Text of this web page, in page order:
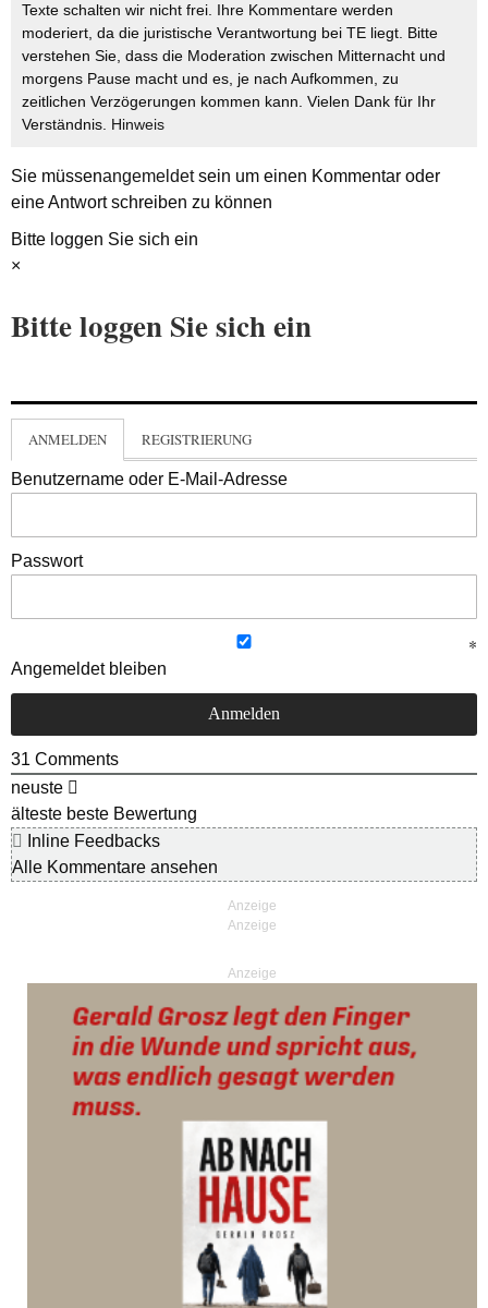
Texte schalten wir nicht frei. Ihre Kommentare werden
moderiert, da die juristische Verantwortung bei TE liegt. Bitte
verstehen Sie, dass die Moderation zwischen Mitternacht und
morgens Pause macht und es, je nach Aufkommen, zu
zeitlichen Verzögerungen kommen kann. Vielen Dank für Ihr
Verständnis. Hinweis
Sie müssenangemeldetsein um einen Kommentar oder
eine Antwort schreiben zu können
Bitte loggen Sie sich ein
×
Bitte loggen Sie sich ein
ANMELDEN REGISTRIERUNG
Benutzername oder E-Mail-Adresse
Passwort
Angemeldet bleiben
31 Comments
neuste
älteste beste Bewertung
Inline Feedbacks
Alle Kommentare ansehen
Anzeige